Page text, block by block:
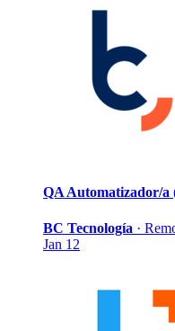
QA Automatizador/
BC Tecnología ·
Jan 12